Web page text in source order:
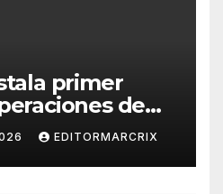
primer
de
EDITORMARCRIX